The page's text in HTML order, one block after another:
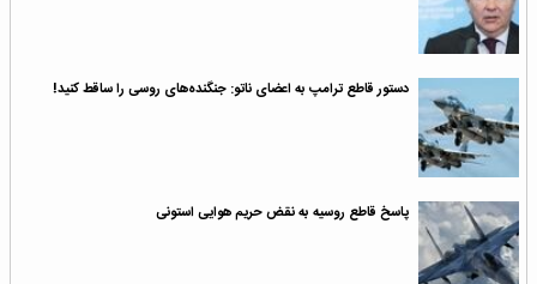
دستور قاطع ترامپ به اعضای ناتو: جنگنده‌های روسی را ساقط کنید!
پاسخ قاطع روسیه به نقض حریم هوایی استونی